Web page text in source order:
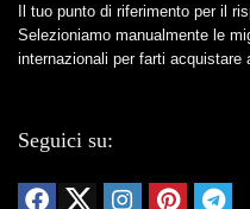
Il tuo punto di riferimento per il
Selezioniamo manualmente le
internazionali per farti acquistare
Seguici su: